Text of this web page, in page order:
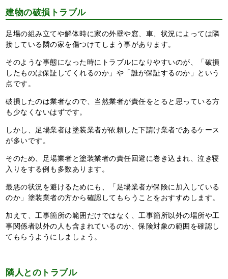
建物の破損トラブル
足場の組み立てや解体時に家の外壁や窓、車、状況によっては隣
接している隣の家を傷つけてしまう事があります。
そのような事態になった時にトラブルになりやすいのが、「破損
したものは保証してくれるのか」や「誰が保証するのか」という
点です。
破損したのは業者なので、当然業者が責任をとると思っている方
も少なくないはずです。
しかし、足場業者は塗装業者が依頼した下請け業者であるケース
が多いです。
そのため、足場業者と塗装業者の責任回避に巻き込まれ、泣き寝
入りをする例も多数あります。
最悪の状況を避けるためにも、「足場業者が保険に加入している
のか」塗装業者の方から確認してもらうことをおすすめします。
加えて、工事箇所の範囲だけではなく、工事箇所以外の場所や工
事関係者以外の人も含まれているのか、保険対象の範囲を確認し
てもらうようにしましょう。
隣人とのトラブル